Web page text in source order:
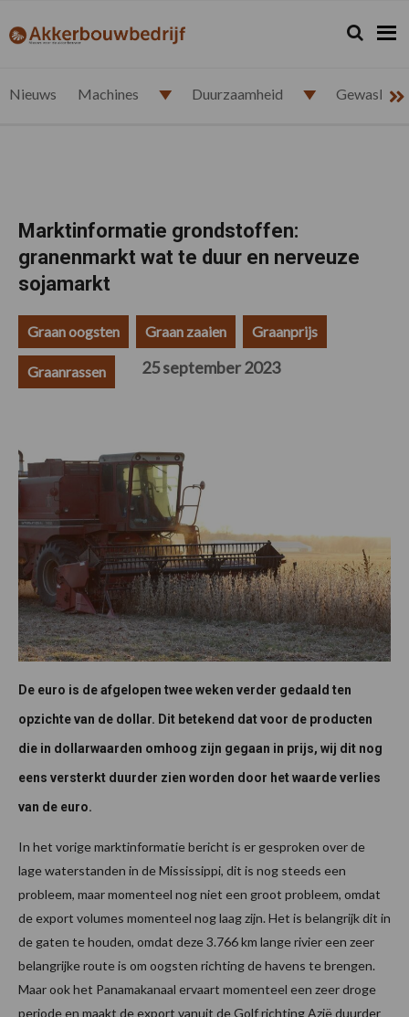
de
de
de
de
akkerbouwbedrijf.nl Zoeken...
Zoek
Nieuws Machines Duurzaamheid
Marktinformatie grondstoffen:
granenmarkt wat te duur en nerveuze
sojamarkt
Graan oogsten Graan zaaien Graanprijs
Graanrassen 25 september 2023
De euro is de afgelopen twee weken verder gedaald ten
opzichte van de dollar. Dit betekend dat voor de producten
die in dollarwaarden omhoog zijn gegaan in prijs, wij dit nog
eens versterkt duurder zien worden door het waarde verlies
van de euro.
In het vorige marktinformatie bericht is er gesproken over de
lage waterstanden in de Mississippi, dit is nog steeds een
probleem, maar momenteel nog niet een groot probleem, omdat
de export volumes momenteel nog laag zijn. Het is belangrijk dit in
de gaten te houden, omdat deze 3.766 km lange rivier een zeer
belangrijke route is om oogsten richting de havens te brengen.
Maar ook het Panamakanaal ervaart momenteel een zeer droge
periode en maakt de export vanuit de Golf richting Azië duurder